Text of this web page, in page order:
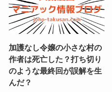
加護なし令嬢の小さな村の
作者は死亡した？打ち切り
のような最終回が誤解を生
んだ？